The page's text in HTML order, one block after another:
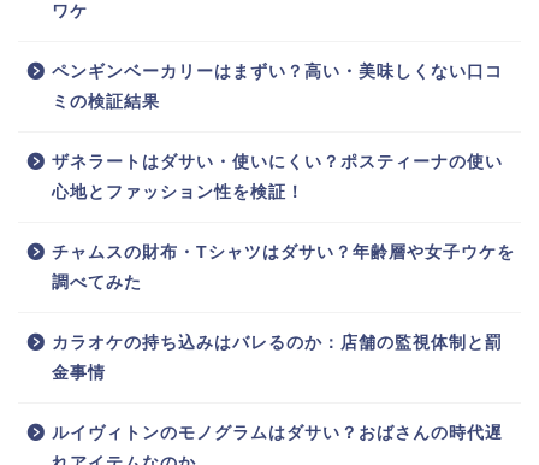
ワケ
ペンギンベーカリーはまずい？高い・美味しくない口コ
ミの検証結果
ザネラートはダサい・使いにくい？ポスティーナの使い
心地とファッション性を検証！
チャムスの財布・Tシャツはダサい？年齢層や女子ウケを
調べてみた
カラオケの持ち込みはバレるのか：店舗の監視体制と罰
金事情
ルイヴィトンのモノグラムはダサい？おばさんの時代遅